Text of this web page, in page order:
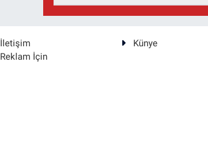
İletişim
Künye
Reklam İçin